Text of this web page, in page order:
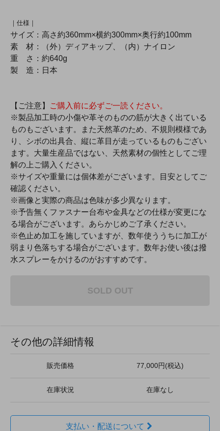
｜仕様｜
サイズ：高さ約360mm×横約300mm×奥行約100mm
素 材：（外）ディアキップ、（内）ナイロン
重 さ：約640g
製 造：日本
【ご注意】
ご購入前に必ずご一読ください。
※製品加工時の小傷や革そのものの筋が大きく出ている
ものもございます。また天然革のため、不規則模様であ
り、シボの出具合、縦に革目が走っているものもござい
ます。大量生産品ではない、天然素材の個性としてご理
解の上ご購入ください。
※サイズや重量には個体差がございます。目安としてご
確認ください。
※画像と実際の商品は色味が多少異なります。
※予告無くファスナー台布や金具などの仕様が変更にな
る場合がございます。あらかじめご了承ください。
※色止め加工を施していますが、数年使ううちに加工が
弱まり色落ちする場合がございます。数年お使い後は撥
水スプレーをかけるのがおすすめです。
SOLD OUT
その他の詳細情報
販売価格 77,000円(税込)
在庫状況 在庫なし
支払い・配送について